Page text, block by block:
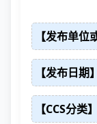
【发布单位
【发布日期】
【CCS分类】